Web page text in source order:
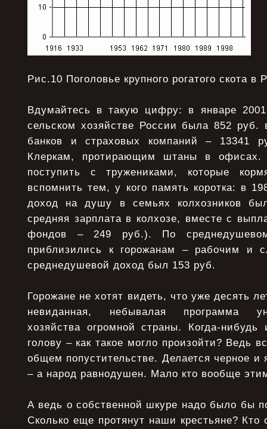
Рис.10 Поголовье крупного рогатого скота в
Вдумайтесь в такую цифру: в январе
сельском хозяйстве России была 852
банков и страховых компаний – 13341
Клеркам, протирающим штаны в офисах.
поступить с тружениками, которые
вспомнить тем, у кого память коротка: в
доход на душу в семьях колхозников
средняя зарплата в колхозе, вместе с
фондов – 249 руб.). По
приблизились к горожанам – рабочим и
среднедушевой доход был 153 руб.
Горожане не хотят видеть, что уже десять
невиданная, небывалая программа
хозяйства огромной страны. Когда-нибудь
голову – как такое могло произойти? Ведь
общем попустительстве. Делается черное и
– а народ равнодушен. Мало кто вообще
А ведь о собственной шкуре надо было бы
Сколько еще протянут наши крестьяне? Кто